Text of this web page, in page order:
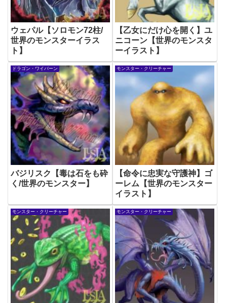
ウェパル【ソロモン72柱/
世界のモンスターイラス
ト】
【乙女にだけ心を開く】ユ
ニコーン【世界のモンスタ
ーイラスト】
ドラゴン・ワイバーン
バジリスク【毒は石をも砕
く/世界のモンスター】
モンスター・クリーチャー
【命令に忠実な守護神】ゴ
ーレム【世界のモンスター
イラスト】
モンスター・クリーチャー モンスター・クリーチャー